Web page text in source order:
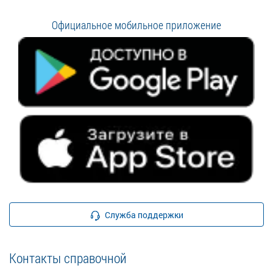
Официальное мобильное приложение
Служба поддержки
Контакты справочной